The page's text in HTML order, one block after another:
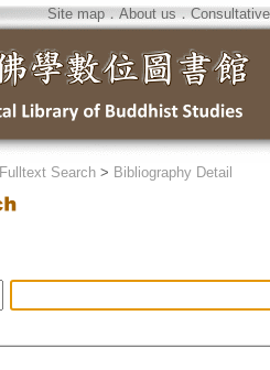
Site map．About us ．
Fulltext Search> Bibliography Detail